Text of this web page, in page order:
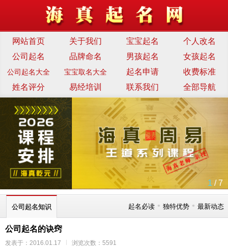
网站首页 关于我们 宝宝起名
个人改名
公司起名
品牌命名 男孩起名 女孩起名
公司起名大全 宝宝取名大全 起名申请
收费标准
姓名评分
易经培训 联系我们 全部导航
1 / 7
公司起名知识 起名必读 • 独特优势 • 最新动态
公司起名的诀窍
发表于：2016.01.17 浏览次数：5591